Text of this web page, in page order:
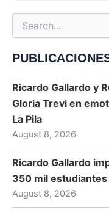
Search
for:
Ricardo Gallardo y
Gloria Trevi en
La Pila
August 8, 2026
Ricardo Gallardo
350 mil estudiantes
August 8, 2026